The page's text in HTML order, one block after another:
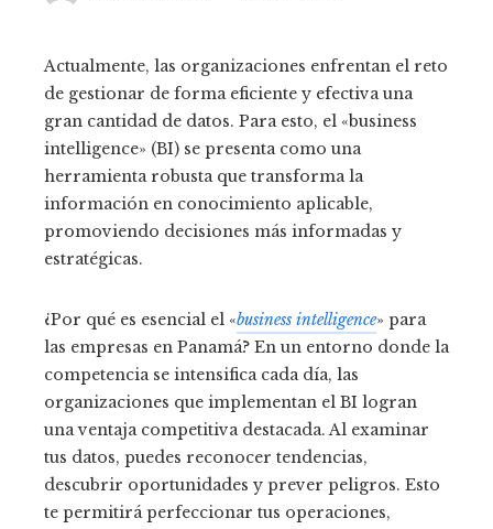
Actualmente, las organizaciones enfrentan el reto
de gestionar de forma eficiente y efectiva una
gran cantidad de datos. Para esto, el «business
intelligence» (BI) se presenta como una
herramienta robusta que transforma la
información en conocimiento aplicable,
promoviendo decisiones más informadas y
estratégicas.
¿Por qué es esencial el «business intelligence» para
las empresas en Panamá? En un entorno donde la
competencia se intensifica cada día, las
organizaciones que implementan el BI logran
una ventaja competitiva destacada. Al examinar
tus datos, puedes reconocer tendencias,
descubrir oportunidades y prever peligros. Esto
te permitirá perfeccionar tus operaciones,